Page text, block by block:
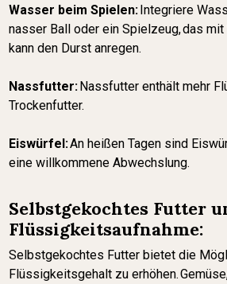
Wasser beim Spielen:Integriere
nasser Ball oder ein Spielzeug, das
kann den Durst anregen.
Nassfutter:Nassfutter enthält mehr
Trockenfutter.
Eiswürfel:An heißen Tagen sind
eine willkommene Abwechslung.
Selbstgekochtes Futter
Flüssigkeitsaufnahme:
Selbstgekochtes Futter bietet die
Flüssigkeitsgehalt zu erhöhen.